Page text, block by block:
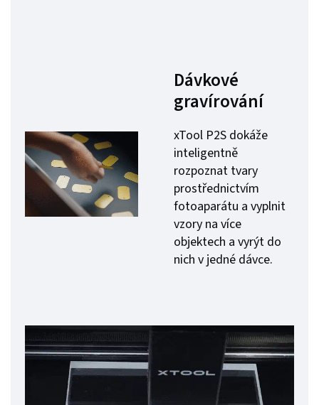
Dávkové
gravírování
xTool P2S dokáže
inteligentně
rozpoznat tvary
prostřednictvím
fotoaparátu a vyplnit
vzory na více
objektech a vyrýt do
nich v jedné dávce.